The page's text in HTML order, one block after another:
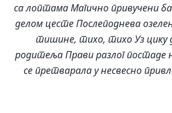
са лоптама Магично привучени
делом цесте Послеподнева
тишине, тихо, тихо Уз
родитеља Прави разлог постаде
се претварала у несвесно